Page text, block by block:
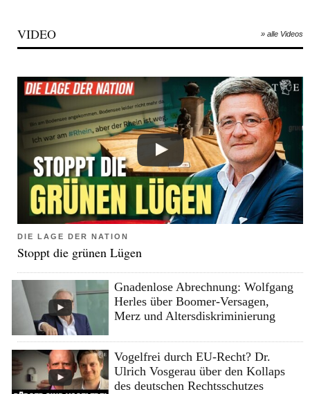
VIDEO » alle Videos
DIE LAGE DER NATION
Stoppt die grünen Lügen
Gnadenlose Abrechnung: Wolfgang
Herles über Boomer-Versagen,
Merz und Altersdiskriminierung
Vogelfrei durch EU-Recht? Dr.
Ulrich Vosgerau über den Kollaps
des deutschen Rechtsschutzes